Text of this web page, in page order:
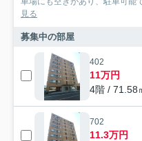
見る
募集中の部屋
402
11万円
4階 / 71.58
702
11.3万円